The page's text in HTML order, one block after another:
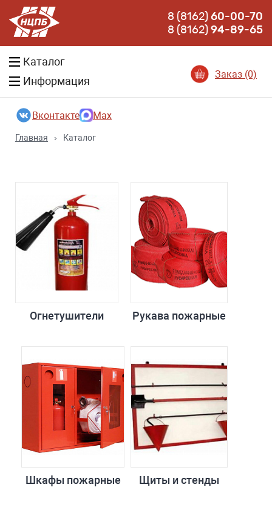
8 (8162)60-00-70
8 (8162)94-89-65
Каталог
Информация
Заказ (0)
Вконтакте Max
Главная › Каталог
Огнетушители Рукава пожарные
Шкафы пожарные Щиты и стенды